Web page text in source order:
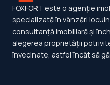
FOXFORT este o agenție
specializată în vânzări
consultanță imobiliară și
alegerea proprietății
învecinate, astfel încât să